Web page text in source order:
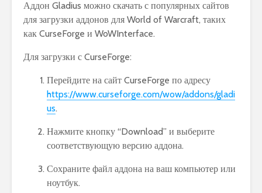
Аддон Gladius можно скачать с популярных сайтов
для загрузки аддонов для World of Warcraft, таких
как CurseForge и WoWInterface.
Для загрузки с CurseForge:
Перейдите на сайт CurseForge по адресу
https://www.curseforge.com/wow/addons/gladi
us.
Нажмите кнопку “Download” и выберите
соответствующую версию аддона.
Сохраните файл аддона на ваш компьютер или
ноутбук.